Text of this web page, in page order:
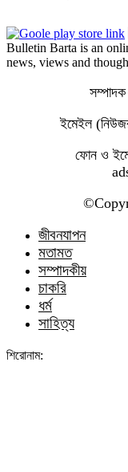
Bulletin Barta is an
news, views and
ইমেইল
ফোন ও
জীবনযাপন
মতামত
সম্পাদকীয়
চাকরি
ধর্ম
সাহিত্য
শিরোনাম: